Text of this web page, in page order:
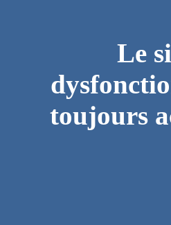
Le
toujours